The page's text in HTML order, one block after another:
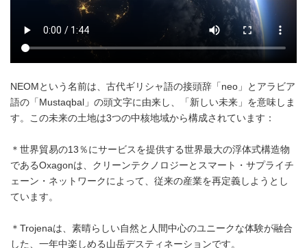
NEOMという名前は、古代ギリシャ語の接頭辞「neo」とアラビア
語の「Mustaqbal」の頭文字に由来し、「新しい未来」を意味しま
す。この未来の土地は3つの中核地域から構成されています：
＊世界貿易の13％にサービスを提供する世界最大の浮体式構造物
であるOxagonは、クリーンテクノロジーとスマート・サプライチ
ェーン・ネットワークによって、従来の産業を再定義しようとし
ています。
＊Trojenaは、素晴らしい自然と人間中心のユニークな体験が融合
した、一年中楽しめる山岳デスティネーションです。